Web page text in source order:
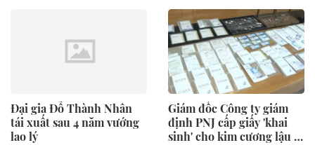
Đại gia Đỗ Thành Nhân
tái xuất sau 4 năm vướng
lao lý
Giám đốc Công ty giám
định PNJ cấp giấy 'khai
sinh' cho kim cương lậu là